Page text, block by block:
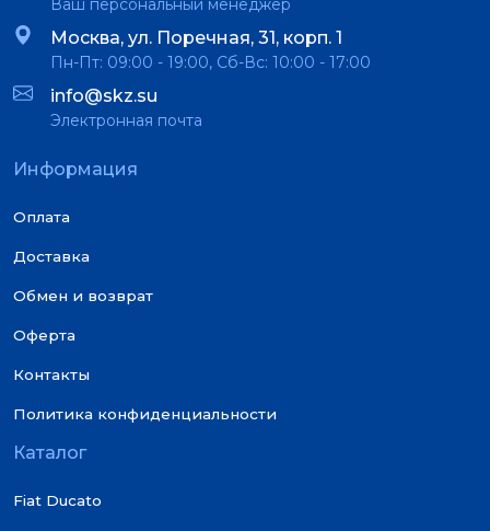
Ваш персональный менеджер
Москва, ул. Поречная, 31, корп. 1
Пн-Пт: 09:00 - 19:00, Сб-Вс: 10:00 - 17:00
info@skz.su
Электронная почта
Информация
Оплата
Доставка
Обмен и возврат
Оферта
Контакты
Политика конфиденциальности
Каталог
Fiat Ducato